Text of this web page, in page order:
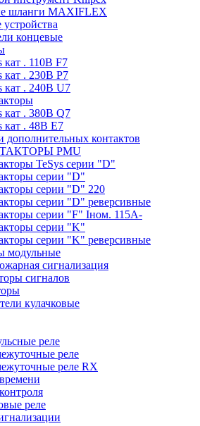
шланги MAXIFLEX
концевые
кат . 110В F7
кат . 230В P7
кат . 240В U7
кат . 380В Q7
кат . 48В E7
дополнительных контактов
PMU
TeSys серии "D"
серии "D"
серии "D" 220
серии "D" реверсивные
серии "F" Iном. 115А-
серии "K"
серии "K" реверсивные
модульные
сигнализация
сигналов
кулачковые
реле
реле
реле RX
реле